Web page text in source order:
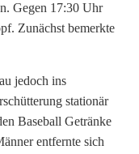
Gegen 17:30 Uhr
Zunächst bemerkte
jedoch ins
stationär
Baseball Getränke
entfernte sich